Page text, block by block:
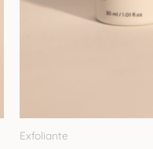
Exfoliante